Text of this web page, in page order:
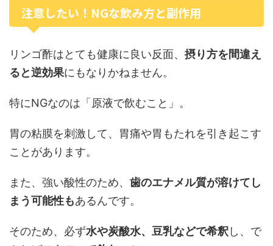
注意したい！NGな飲み方と副作用
リンゴ酢はとても健康に良い反面、 摂り方を間違え
ると逆効果にもなりかねません。
特にNGなのは「原液で飲むこと」。
胃の粘膜を刺激して、胃痛や胃もたれを引き起こす
ことがあります。
また、強い酸性のため、 歯のエナメル質が溶けてし
まう可能性もあるんです。
そのため、必ず水や炭酸水、豆乳などで希釈し、で